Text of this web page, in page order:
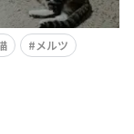
メルツ